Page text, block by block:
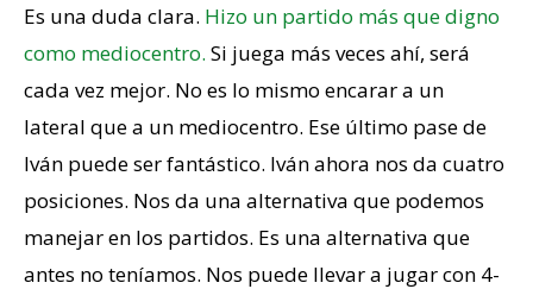
Es una duda clara. Hizo un partido más que digno
como mediocentro. Si juega más veces ahí, será
cada vez mejor. No es lo mismo encarar a un
lateral que a un mediocentro. Ese último pase de
Iván puede ser fantástico. Iván ahora nos da cuatro
posiciones. Nos da una alternativa que podemos
manejar en los partidos. Es una alternativa que
antes no teníamos. Nos puede llevar a jugar con 4-